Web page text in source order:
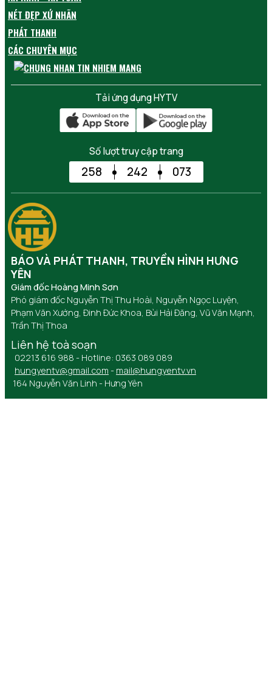
NÉT ĐẸP XỨ NHÃN
PHÁT THANH
CÁC CHUYÊN MỤC
Tải ứng dụng HYTV
Số lượt truy cập trang
258 242 073
BÁO VÀ PHÁT THANH, TRUYỀN HÌNH HƯNG
YÊN
Giám đốc Hoàng Minh Sơn
Phó giám đốc Nguyễn Thị Thu Hoài, Nguyễn Ngọc Luyện,
Phạm Văn Xướng, Đinh Đức Khoa, Bùi Hải Đăng, Vũ Văn Mạnh,
Trần Thị Thoa
Liên hệ toà soạn
02213 616 988 - Hotline: 0363 089 089
hungyentv@gmail.com - mail@hungyentv.vn
164 Nguyễn Văn Linh - Hưng Yên